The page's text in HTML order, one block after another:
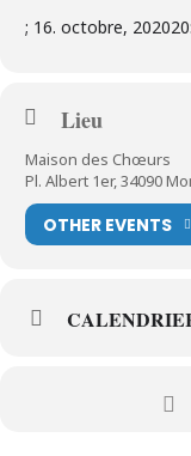
; 16. octobre, 2020
Lieu
Maison des Chœurs
Pl. Albert 1er, 34090
OTHER EVENTS